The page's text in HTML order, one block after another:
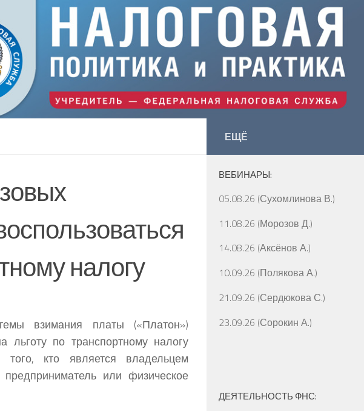
налогу
взимания платы («Платон»)
льготу по транспортному налогу
того, кто является владельцем
или физическое
ЕЩЁ
ВЕБИНАРЫ:
05.08.26 (Сухомлинова В.)
11.08.26 (Морозов Д.)
14.08.26 (Аксёнов А.)
10.09.26 (Полякова А.)
21.09.26 (Сердюкова С.)
23.09.26 (Сорокин А.)
ДЕЯТЕЛЬНОСТЬ ФНС: